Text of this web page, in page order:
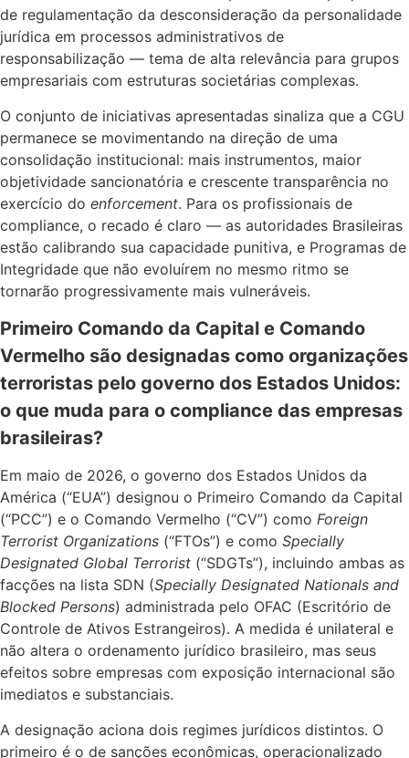
de regulamentação da desconsideração da personalidade
jurídica em processos administrativos de
responsabilização — tema de alta relevância para grupos
empresariais com estruturas societárias complexas.
O conjunto de iniciativas apresentadas sinaliza que a CGU
permanece se movimentando na direção de uma
consolidação institucional: mais instrumentos, maior
objetividade sancionatória e crescente transparência no
exercício do enforcement. Para os profissionais de
compliance, o recado é claro — as autoridades Brasileiras
estão calibrando sua capacidade punitiva, e Programas de
Integridade que não evoluírem no mesmo ritmo se
tornarão progressivamente mais vulneráveis.
Primeiro Comando da Capital e Comando
Vermelho são designadas como organizações
terroristas pelo governo dos Estados Unidos:
o que muda para o compliance das empresas
brasileiras?
Em maio de 2026, o governo dos Estados Unidos da
América (“EUA”) designou o Primeiro Comando da Capital
(“PCC”) e o Comando Vermelho (“CV”) como Foreign
Terrorist Organizations (“FTOs”) e como Specially
Designated Global Terrorist (“SDGTs”), incluindo ambas as
facções na lista SDN (Specially Designated Nationals and
Blocked Persons) administrada pelo OFAC (Escritório de
Controle de Ativos Estrangeiros). A medida é unilateral e
não altera o ordenamento jurídico brasileiro, mas seus
efeitos sobre empresas com exposição internacional são
imediatos e substanciais.
A designação aciona dois regimes jurídicos distintos. O
primeiro é o de sanções econômicas, operacionalizado